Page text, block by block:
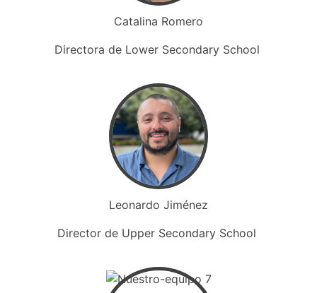
Catalina Romero
Directora de Lower Secondary School
Leonardo Jiménez
Director de Upper Secondary School